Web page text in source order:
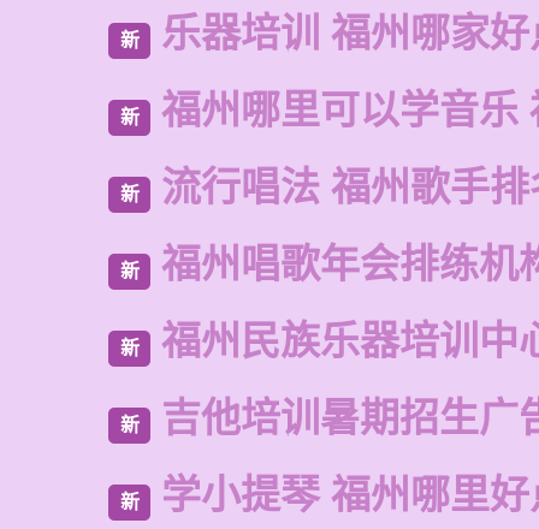
新 乐器培训 福州哪家好
新 福州哪里可以学音乐
新 流行唱法 福州歌手排
新 福州唱歌年会排练机
新 福州民族乐器培训中
新 吉他培训暑期招生广
新 学小提琴 福州哪里好